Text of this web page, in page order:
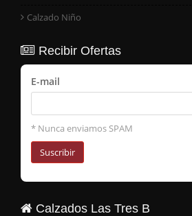
Calzado Niño
Recibir Ofertas
E-mail
* Nunca enviamos SPAM
Suscribir
Calzados Las Tres B